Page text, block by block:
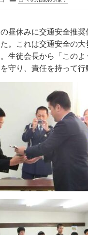
リ
ー
昼休みに交通安全推
。これは交通安全の
生徒会長から「この
守り、責任を持って